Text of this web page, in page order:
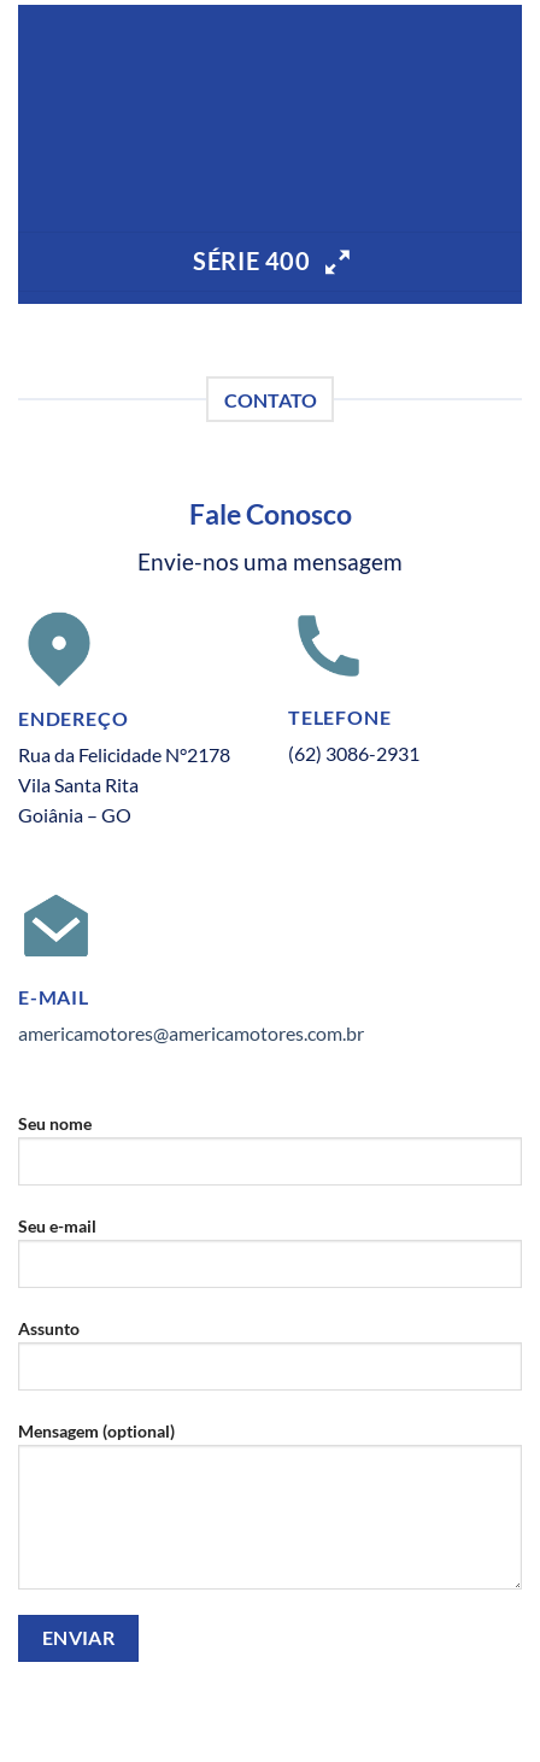
SÉRIE 400
CONTATO
Fale Conosco
Envie-nos uma mensagem
ENDEREÇO
Rua da Felicidade N°2178
Vila Santa Rita
Goiânia – GO
TELEFONE
(62) 3086-2931
E-MAIL
americamotores@americamotores.com.br
Seu nome
Seu e-mail
Assunto
Mensagem (optional)